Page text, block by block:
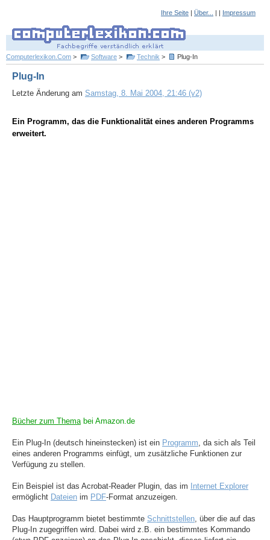
Ihre Seite | Über... | | Impressum
Computerlexikon.Com > Software > Technik > Plug-In
Plug-In
Letzte Änderung am Samstag, 8. Mai 2004, 21:46 (v2)
Ein Programm, das die Funktionalität eines anderen Programms
erweitert.
Bücher zum Themabei Amazon.de
Ein Plug-In (deutsch hineinstecken) ist ein Programm, da sich als Teil
eines anderen Programms einfügt, um zusätzliche Funktionen zur
Verfügung zu stellen.
Ein Beispiel ist das Acrobat-Reader Plugin, das im
Internet Explorer
ermöglicht Dateien im PDF-Format anzuzeigen.
Das Hauptprogramm bietet bestimmte Schnittstellen, über die auf das
Plug-In zugegriffen wird. Dabei wird z.B. ein bestimmtes Kommando